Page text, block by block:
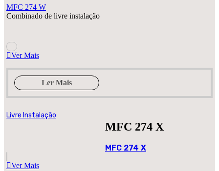
MFC 274 W
Combinado de livre instalação
Ver Mais
Ler Mais
Livre Instalação
MFC 274 X
MFC 274 X
Ver Mais